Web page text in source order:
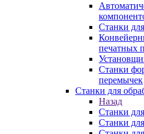
Станки
печатных
Станки
перемычек
Станки для
Назад
Станки
Станки